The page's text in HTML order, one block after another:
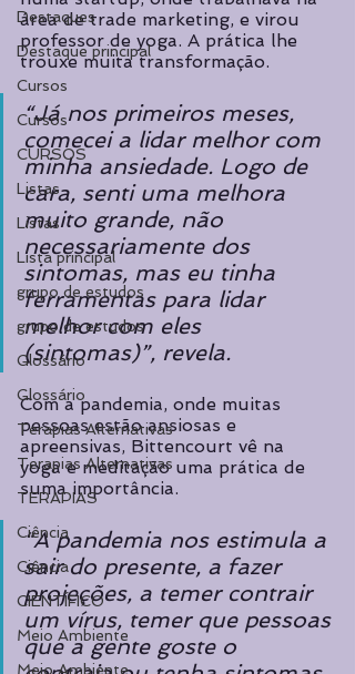
Destaques
Destaque principal
Cursos
Cursos
CURSOS
Listas
Listas
Lista principal
grupo de estudos
grupo de estudos
Glossário
Glossário
Terapias Alternativas
Terapias Alternativas
TERAPIAS
Ciência
Ciência
CIENTÍFICO
Meio Ambiente
Meio Ambiente
área de trade marketing, e virou
professor de yoga. A prática lhe
trouxe muita transformação.
“Já nos primeiros meses,
comecei a lidar melhor com
minha ansiedade. Logo de
cara, senti uma melhora
muito grande, não
necessariamente dos
sintomas, mas eu tinha
ferramentas para lidar
melhor com eles
(sintomas)”, revela.
Com a pandemia, onde muitas
pessoas estão ansiosas e
apreensivas, Bittencourt vê na
yoga e meditação uma prática de
suma importância.
“A pandemia nos estimula a
sair do presente, a fazer
projeções, a temer contrair
um vírus, temer que pessoas
que a gente goste o